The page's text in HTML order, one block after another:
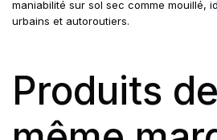
maniabilité sur sol sec comme mouillé,
urbains et autoroutiers.
Produits